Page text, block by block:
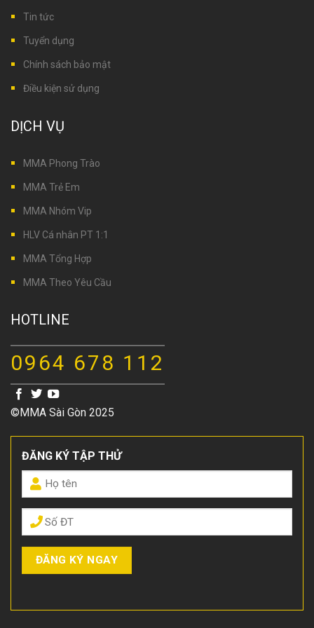
Tin tức
Tuyển dụng
Chính sách bảo mật
Điều kiện sử dụng
DỊCH VỤ
MMA Phong Trào
MMA Trẻ Em
MMA Nhóm Vip
HLV Cá nhân PT 1:1
MMA Tổng Hợp
MMA Theo Yêu Cầu
HOTLINE
0964 678 112
©MMA Sài Gòn 2025
ĐĂNG KÝ TẬP THỬ